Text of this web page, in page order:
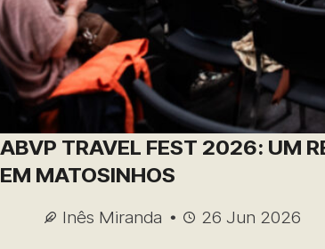
ABVP TRAVEL FEST 2026: UM
EM MATOSINHOS
Inês Miranda 26 Jun 2026